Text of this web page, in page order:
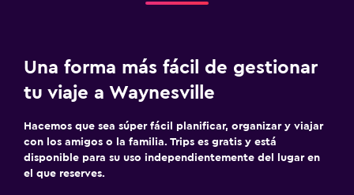
Una forma más fácil de gestionar
tu viaje a Waynesville
Hacemos que sea súper fácil planificar, organizar y viajar
con los amigos o la familia. Trips es gratis y está
disponible para su uso independientemente del lugar en
el que reserves.